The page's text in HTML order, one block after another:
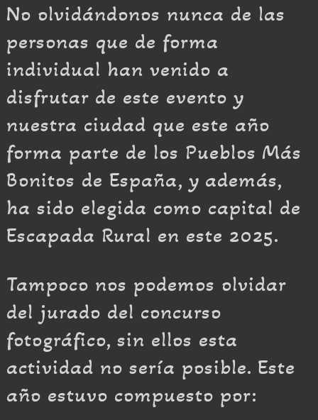
No olvidándonos nunca de las
personas que de forma
individual han venido a
disfrutar de este evento y
nuestra ciudad que este año
forma parte de los Pueblos Más
Bonitos de España, y además,
ha sido elegida como capital de
Escapada Rural en este 2025.
Tampoco nos podemos olvidar
del jurado del concurso
fotográfico, sin ellos esta
actividad no sería posible. Este
año estuvo compuesto por: